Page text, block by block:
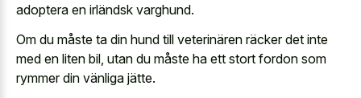
adoptera en irländsk varghund.
Om du måste ta din hund till veterinären räcker det inte
med en liten bil, utan du måste ha ett stort fordon som
rymmer din vänliga jätte.